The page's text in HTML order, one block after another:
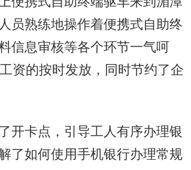
员熟练地操作着便携式自助终
信息审核等各个环节一气呵
资的按时发放，同时节约了企
卡点，引导工人有序办理银
了如何使用手机银行办理常规